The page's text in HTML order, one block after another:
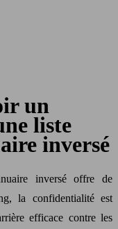
un
liste
inversé
inversé offre de
la confidentialité est
efficace contre les